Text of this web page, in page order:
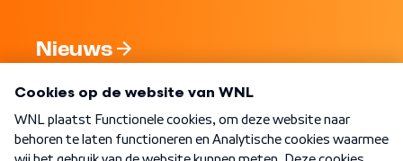
Nieuws
Nieuwsbrief